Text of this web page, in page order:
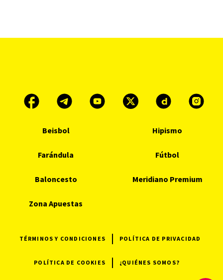
Beisbol Hipismo
Farándula Fútbol
Baloncesto Meridiano Premium
Zona Apuestas
TÉRMINOS Y CONDICIONES POLÍTICA DE PRIVACIDAD
POLÍTICA DE COOKIES ¿QUIÉNES SOMOS?